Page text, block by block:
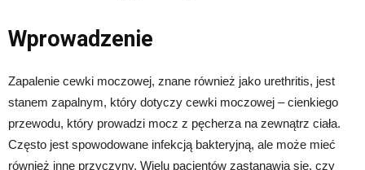
Wprowadzenie
Zapalenie cewki moczowej, znane również jako urethritis, jest
stanem zapalnym, który dotyczy cewki moczowej – cienkiego
przewodu, który prowadzi mocz z pęcherza na zewnątrz ciała.
Często jest spowodowane infekcją bakteryjną, ale może mieć
również inne przyczyny. Wielu pacjentów zastanawia się, czy